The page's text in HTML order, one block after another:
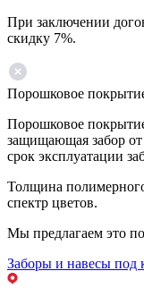
При заключении
скидку 7%.
Порошковое
Порошковое
защищающая забор от
срок эксплуатации
Толщина
спектр цветов.
Мы предлагаем это
Заборы и навесы под